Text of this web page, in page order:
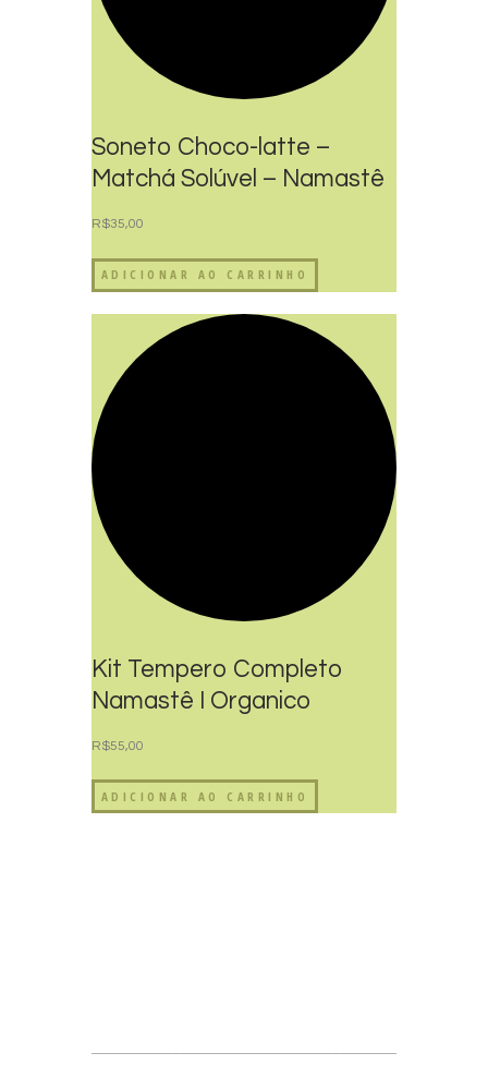
Soneto Choco-latte –
Matchá Solúvel – Namastê
R$35,00
ADICIONAR AO CARRINHO
Kit Tempero Completo
Namastê I Organico
R$55,00
ADICIONAR AO CARRINHO